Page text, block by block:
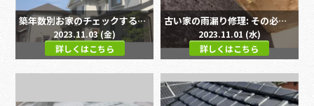
築年数別お家のチェックするべき点と修繕内容について｜宇治市・城陽市、屋根工事・屋根リフォーム・防災・雨漏り専門店
2023.11.03 (金)
詳しくはこちら
古い家の雨漏り修理: その必要性と補修方法を徹底解説！
2023.11.01 (水)
詳しくはこちら